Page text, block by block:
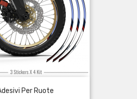
Per Ruote